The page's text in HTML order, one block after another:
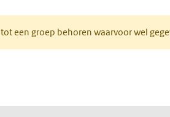
een groep behoren waarvoor wel